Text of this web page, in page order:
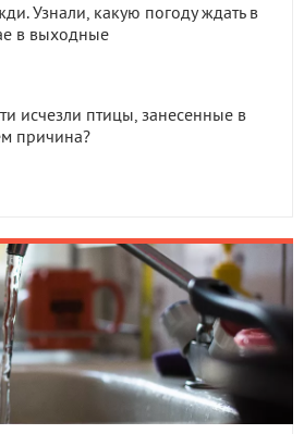
Узнали, какую погоду ждать в
в выходные
исчезли птицы, занесенные в
причина?